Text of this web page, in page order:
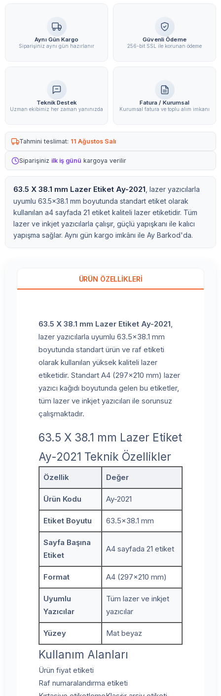
Aynı Gün Kargo
Siparişiniz aynı gün hazırlanır
Güvenli Ödeme
256-bit SSL ile korunan ödeme
Teknik Destek
Uzman ekibimiz her zaman yanınızda
Fatura / Kurumsal
Kurumsal fatura ve toplu alım imkanı
Tahmini teslimat: 11 Ağustos Salı
Siparişiniz ilk iş günü kargoya verilir
63.5 X 38.1 mm Lazer Etiket Ay-2021 , lazer yazıcılarla
uyumlu 63.5x38.1 mm boyutunda standart etiket olarak
kullanılan a4 sayfada 21 etiket kaliteli lazer etiketidir. Tüm
lazer ve inkjet yazıcılarla çalışır, güçlü yapışkanı ile kalıcı
yapışma sağlar. Aynı gün kargo imkânı ile Ay Barkod'da.
ÜRÜN ÖZELLIKLERI
63.5 X 38.1 mm Lazer Etiket Ay-2021,
lazer yazıcılarla uyumlu 63.5x38.1 mm
boyutunda standart ürün ve raf etiketi
olarak kullanılan yüksek kaliteli lazer
etiketidir. Standart A4 (297x210 mm) lazer
yazıcı kağıdı boyutunda gelen bu etiketler,
tüm lazer ve inkjet yazıcıları ile sorunsuz
çalışmaktadır.
63.5 X 38.1 mm Lazer Etiket
Ay-2021 Teknik Özellikler
Özellik Değer
Ürün Kodu Ay-2021
Etiket Boyutu 63.5x38.1 mm
Sayfa Başına
Etiket
A4 sayfada 21 etiket
Format A4 (297x210 mm)
Uyumlu
Yazıcılar
Tüm lazer ve inkjet
yazıcılar
Yüzey Mat beyaz
Kullanım Alanları
Ürün fiyat etiketi
Raf numaralandırma etiketi